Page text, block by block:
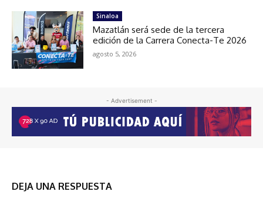
Sinaloa
Mazatlán será sede de la tercera
edición de la Carrera Conecta-Te 2026
agosto 5, 2026
- Advertisement -
DEJA UNA RESPUESTA